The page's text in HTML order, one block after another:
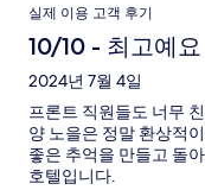
실제 이용 고객 후기
10/10 - 최고예요
2024년 7월 4일
프론트 직원들도 너무
양 노을은 정말 환상적
좋은 추억을 만들고 돌
호텔입니다.